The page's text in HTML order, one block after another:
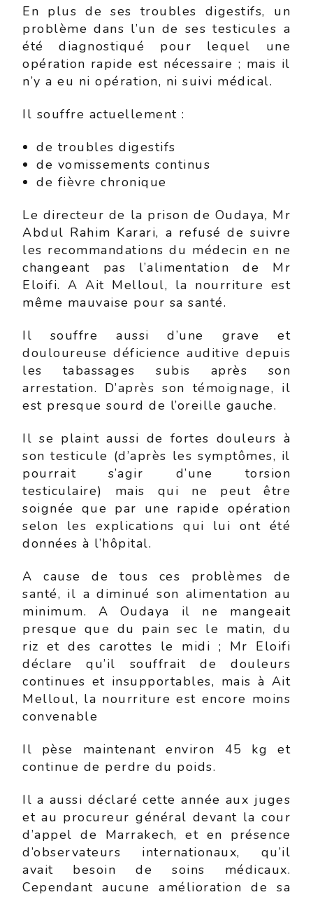
En plus de ses troubles digestifs, un
problème dans l’un de ses testicules a
été diagnostiqué pour lequel une
opération rapide est nécessaire ; mais il
n’y a eu ni opération, ni suivi médical.
Il souffre actuellement :
de troubles digestifs
de vomissements continus
de fièvre chronique
Le directeur de la prison de Oudaya, Mr
Abdul Rahim Karari, a refusé de suivre
les recommandations du médecin en ne
changeant pas l’alimentation de Mr
Eloifi. A Ait Melloul, la nourriture est
même mauvaise pour sa santé.
Il souffre aussi d’une grave et
douloureuse déficience auditive depuis
les tabassages subis après son
arrestation. D’après son témoignage, il
est presque sourd de l’oreille gauche.
Il se plaint aussi de fortes douleurs à
son testicule (d’après les symptômes, il
pourrait s’agir d’une torsion
testiculaire) mais qui ne peut être
soignée que par une rapide opération
selon les explications qui lui ont été
données à l’hôpital.
A cause de tous ces problèmes de
santé, il a diminué son alimentation au
minimum. A Oudaya il ne mangeait
presque que du pain sec le matin, du
riz et des carottes le midi ; Mr Eloifi
déclare qu’il souffrait de douleurs
continues et insupportables, mais à Ait
Melloul, la nourriture est encore moins
convenable
Il pèse maintenant environ 45 kg et
continue de perdre du poids.
Il a aussi déclaré cette année aux juges
et au procureur général devant la cour
d’appel de Marrakech, et en présence
d’observateurs internationaux, qu’il
avait besoin de soins médicaux.
Cependant aucune amélioration de sa